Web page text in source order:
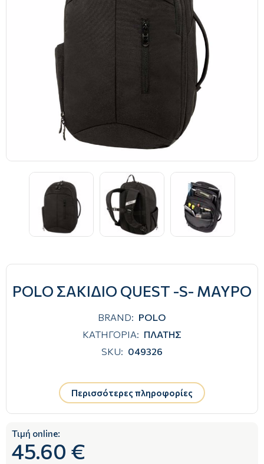
POLO ΣΑΚΙΔΙΟ QUEST -S- ΜΑΥΡΟ
BRAND: POLO
ΚΑΤΗΓΟΡΙΑ: ΠΛΑΤΗΣ
SKU: 049326
Περισσότερες πληροφορίες
Τιμή online:
45.60 €